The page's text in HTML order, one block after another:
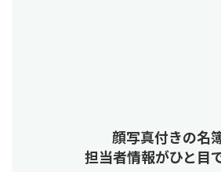
顔写真付きの名
担当者情報がひと目